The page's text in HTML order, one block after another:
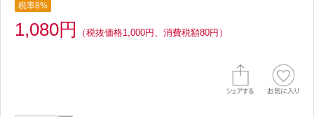
税率8%
1,080円 （税抜価格1,000円、消費税額80円）